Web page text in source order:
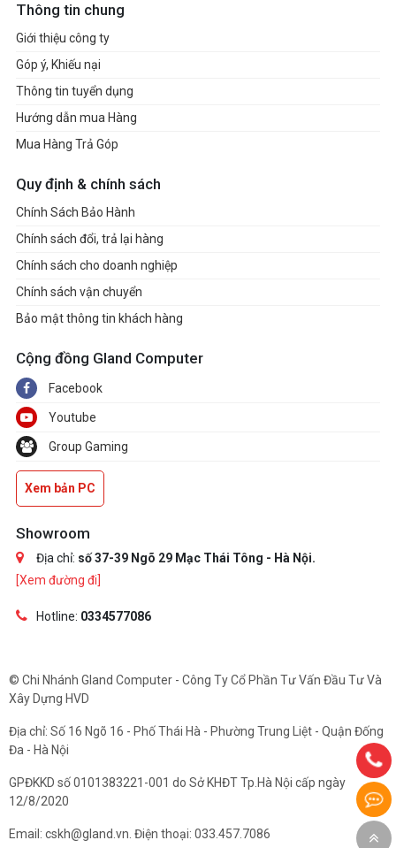
Thông tin chung
Giới thiệu công ty
Góp ý, Khiếu nại
Thông tin tuyển dụng
Hướng dẫn mua Hàng
Mua Hàng Trả Góp
Quy định & chính sách
Chính Sách Bảo Hành
Chính sách đổi, trả lại hàng
Chính sách cho doanh nghiệp
Chính sách vận chuyển
Bảo mật thông tin khách hàng
Cộng đồng Gland Computer
Facebook
Youtube
Group Gaming
Xem bản PC
Showroom
Địa chỉ: số 37-39 Ngõ 29 Mạc Thái Tông - Hà Nội.
[Xem đường đi]
Hotline: 0334577086
© Chi Nhánh Gland Computer - Công Ty Cổ Phần Tư Vấn Đầu Tư Và
Xây Dựng HVD
Địa chỉ: Số 16 Ngõ 16 - Phố Thái Hà - Phường Trung Liệt - Quận Đống
Đa - Hà Nội
GPĐKKD số 0101383221-001 do Sở KHĐT Tp.Hà Nội cấp ngày
12/8/2020
Email: cskh@gland.vn. Điện thoại: 033.457.7086